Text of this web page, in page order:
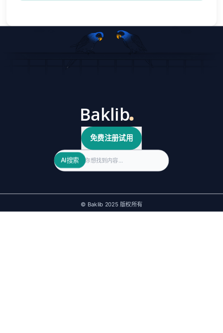
免费注册试用
Search
AI搜索
© Baklib 2025 版权所有